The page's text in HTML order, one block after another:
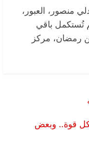
منصور، العبور،
تُستكمل باقي
رمضان، مركز
بكل قوة.. وبعض
مقعد شاغر على
رمضان.. د.
اقتصادي في
الحبايب